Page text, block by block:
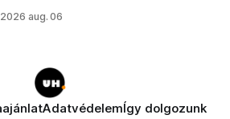
is!
2026 aug. 06
AdatvédelemÍgy dolgozunk